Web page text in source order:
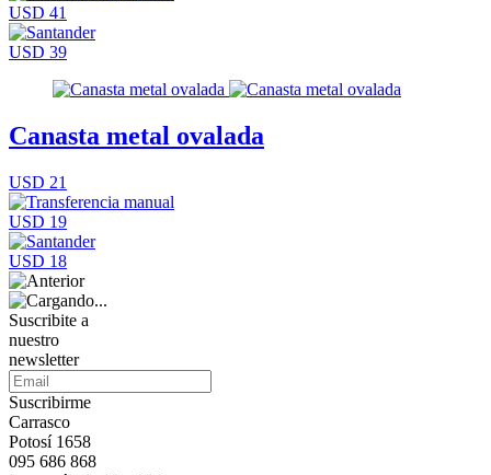
USD 41
USD 39
Canasta metal ovalada
USD 21
USD 19
USD 18
Suscribite a
nuestro
newsletter
Suscribirme
Carrasco
Potosí 1658
095 686 868